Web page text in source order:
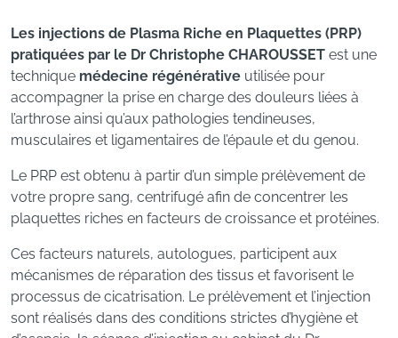
Les injections de Plasma Riche en Plaquettes (PRP)
pratiquées par le Dr Christophe CHAROUSSET est une
technique médecine régénérative utilisée pour
accompagner la prise en charge des douleurs liées à
l’arthrose ainsi qu’aux pathologies tendineuses,
musculaires et ligamentaires de l’épaule et du genou.
Le PRP est obtenu à partir d’un simple prélèvement de
votre propre sang, centrifugé afin de concentrer les
plaquettes riches en facteurs de croissance et protéines.
Ces facteurs naturels, autologues, participent aux
mécanismes de réparation des tissus et favorisent le
processus de cicatrisation. Le prélèvement et l’injection
sont réalisés dans des conditions strictes d’hygiène et